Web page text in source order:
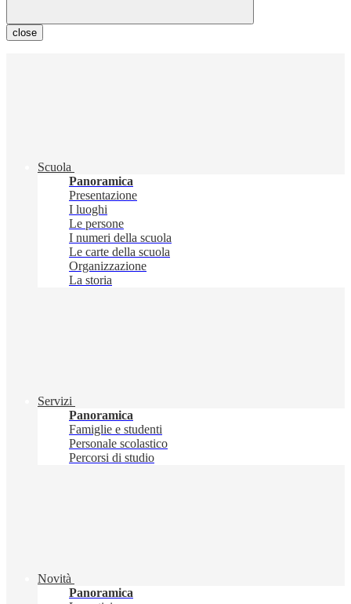
close
Scuola
Panoramica
Presentazione
I luoghi
Le persone
I numeri della scuola
Le carte della scuola
Organizzazione
La storia
Servizi
Panoramica
Famiglie e studenti
Personale scolastico
Percorsi di studio
Novità
Panoramica